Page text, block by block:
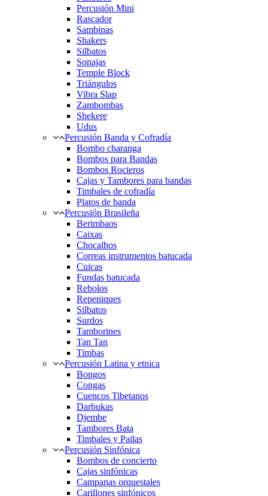
Percusión Mini
Rascador
Sambinas
Shakers
Silbatos
Sonajas
Temple Block
Triángulos
Vibra Slap
Zambombas
Shekere
Udus
Percusión Banda y Cofradía
Bombo charanga
Bombos para Bandas
Bombos Rocieros
Cajas y Tambores para bandas
Timbales de cofradía
Platos de banda
Percusión Brasileña
Berimbaos
Caixas
Chocalhos
Correas instrumentos batucada
Cuicas
Fundas batucada
Rebolos
Repeniques
Silbatos
Surdos
Tamborines
Tan Tan
Timbas
Percusión Latina y etnica
Bongos
Congas
Cuencos Tibetanos
Darbukas
Djembe
Tambores Bata
Timbales y Pailas
Percusión Sinfónica
Bombos de concierto
Cajas sinfónicas
Campanas orquestales
Carillones sinfónicos